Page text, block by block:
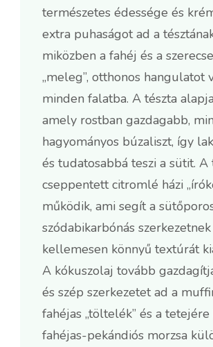
természetes édessége és
extra puhaságot ad a
miközben a fahéj és a
„meleg”, otthonos hangulatot
minden falatba. A tészta
amely rostban gazdagabb,
hagyományos búzaliszt, így
és tudatosabbá teszi a sütit. A
cseppentett citromlé házi
működik, ami segít a
szódabikarbónás szerkezetnek
kellemesen könnyű textúrát
A kókuszolaj tovább
és szép szerkezetet ad a
fahéjas „töltelék” és a
fahéjas-pekándiós morzsa